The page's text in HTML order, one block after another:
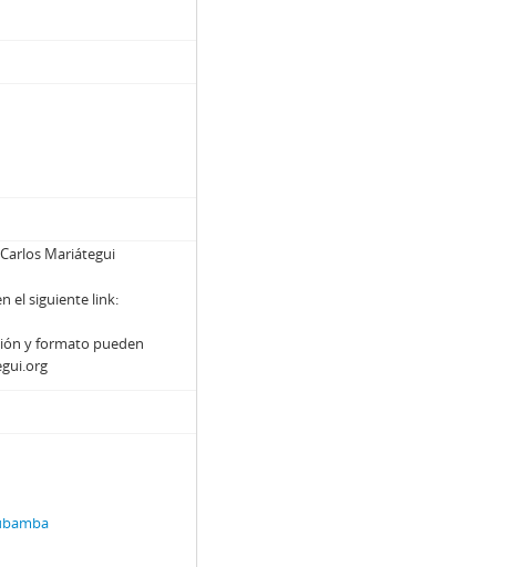
Mariátegui
el siguiente link:
y formato pueden